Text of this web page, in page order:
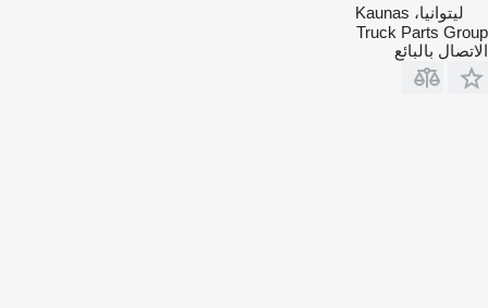
ليتوانيا، Kaunas
Truck Parts Group
الاتصال بالبائع